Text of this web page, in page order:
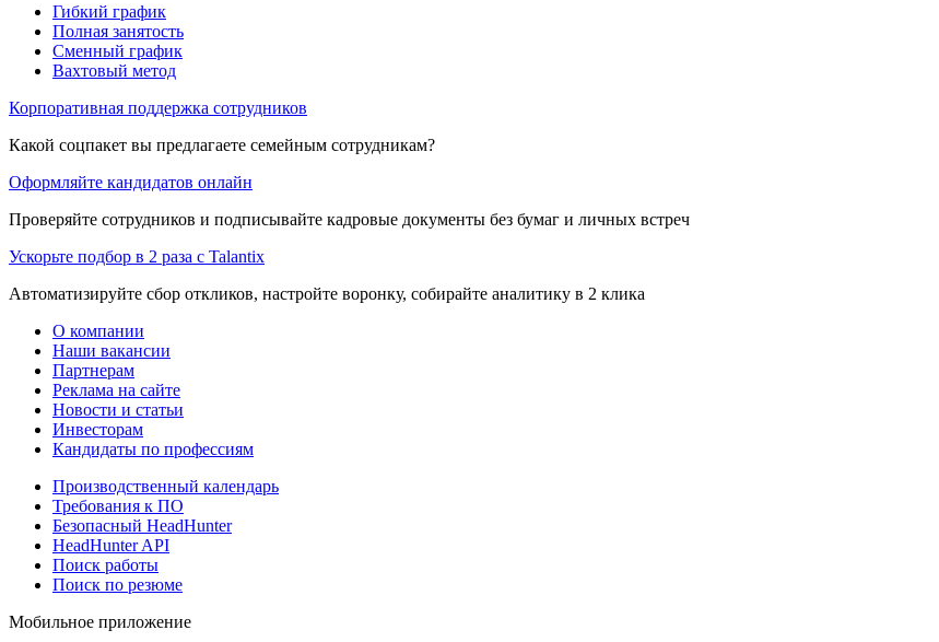
Гибкий график
Полная занятость
Сменный график
Вахтовый метод
Корпоративная поддержка сотрудников
Какой соцпакет вы предлагаете семейным сотрудникам?
Оформляйте кандидатов онлайн
Проверяйте сотрудников и подписывайте кадровые документы без бумаг и личных встреч
Ускорьте подбор в 2 раза с Talantix
Автоматизируйте сбор откликов, настройте воронку, собирайте аналитику в 2 клика
О компании
Наши вакансии
Партнерам
Реклама на сайте
Новости и статьи
Инвесторам
Кандидаты по профессиям
Производственный календарь
Требования к ПО
Безопасный HeadHunter
HeadHunter API
Поиск работы
Поиск по резюме
Мобильное приложение